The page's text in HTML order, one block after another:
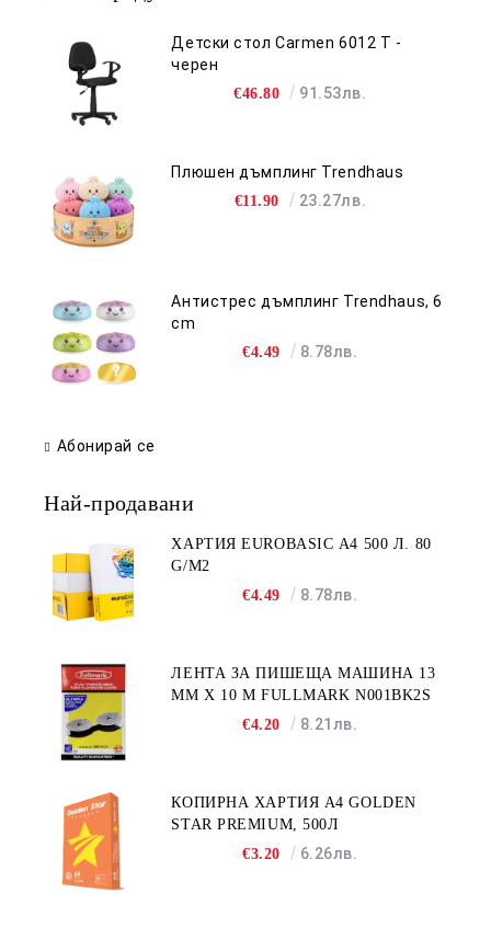
Детски стол Carmen 6012 T -
черен
€46.80 91.53лв.
Плюшен дъмплинг Trendhaus
€11.90 23.27лв.
Антистрес дъмплинг Trendhaus, 6
cm
€4.49 8.78лв.
Абонирай се
Най-продавани
ХАРТИЯ EUROBASIC А4 500 Л. 80
G/M2
€4.49
8.78лв.
ЛЕНТА ЗА ПИШЕЩА МАШИНА 13
MM X 10 M FULLMARK N001BK2S
€4.20
8.21лв.
КОПИРНА ХАРТИЯ A4 GOLDEN
STAR PREMIUM, 500Л
€3.20
6.26лв.